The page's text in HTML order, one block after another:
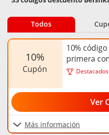
Todos
Destacados
10%
cupón
10%
primera
Más información
Ver